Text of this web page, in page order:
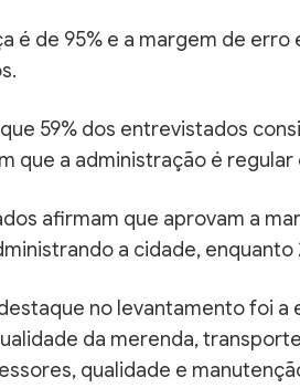
é de 95% e a margem de
59% dos entrevistados
que a administração é regular
afirmam que aprovam a
a cidade, enquanto
no levantamento foi a
da merenda,
qualidade e